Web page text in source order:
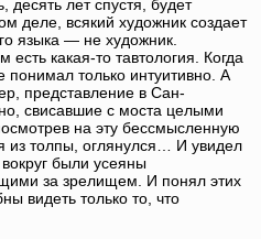
десять лет спустя, будет
деле, всякий художник создает
языка — не художник.
какая-то тавтология. Когда
только интуитивно. А
представление в Сан-
свисавшие с моста целыми
на эту бессмысленную
толпы, оглянулся… И увидел
были усеяны
за зрелищем. И понял этих
видеть только то, что